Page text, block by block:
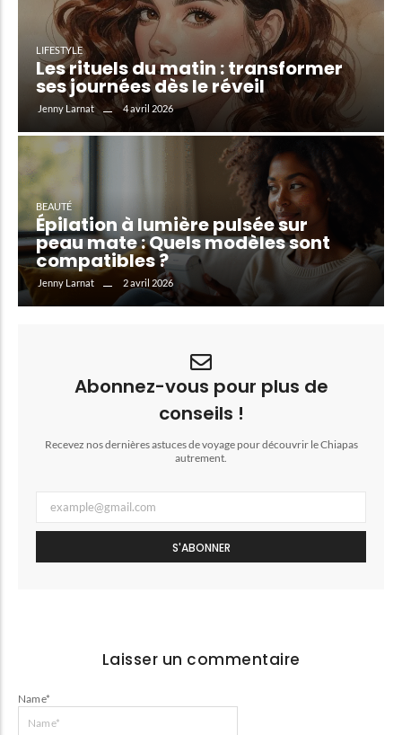
LIFESTYLE
Les rituels du matin : transformer
ses journées dès le réveil
Jenny Larnat 4 avril 2026
BEAUTÉ
Épilation à lumière pulsée sur
peau mate : Quels modèles sont
compatibles ?
Jenny Larnat 2 avril 2026
Abonnez-vous pour plus de
conseils !
Recevez nos dernières astuces de voyage pour découvrir le Chiapas
autrement.
S'ABONNER
Laisser un commentaire
Name*